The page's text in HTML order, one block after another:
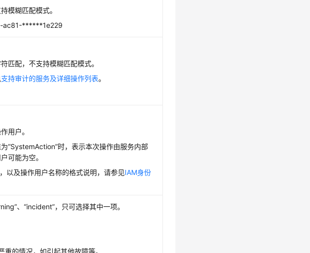
模糊匹配模式。
ac81-******1e229
匹配，不支持模糊匹配模式。
支持审计的服务及详细操作列表。
用户。
“SystemAction”时，表示本次操作由服务内部
可能为空。
以及操作用户名称的格式说明，请参见IAM身份
、“incident”，只可选择其中一项。
的情况，如引起其他故障等。